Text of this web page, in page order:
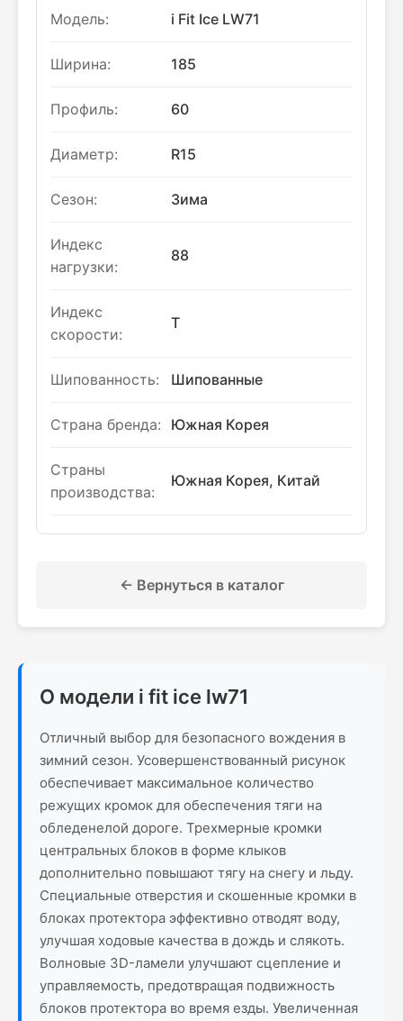
Модель: i Fit Ice LW71
Ширина: 185
Профиль: 60
Диаметр: R15
Сезон: Зима
Индекс
нагрузки:
88
Индекс
скорости:
T
Шипованность: Шипованные
Страна бренда: Южная Корея
Страны
производства:
Южная Корея, Китай
← Вернуться в каталог
О модели i fit ice lw71
Отличный выбор для безопасного вождения в
зимний сезон. Усовершенствованный рисунок
обеспечивает максимальное количество
режущих кромок для обеспечения тяги на
обледенелой дороге. Трехмерные кромки
центральных блоков в форме клыков
дополнительно повышают тягу на снегу и льду.
Специальные отверстия и скошенные кромки в
блоках протектора эффективно отводят воду,
улучшая ходовые качества в дождь и слякоть.
Волновые 3D-ламели улучшают сцепление и
управляемость, предотвращая подвижность
блоков протектора во время езды. Увеличенная